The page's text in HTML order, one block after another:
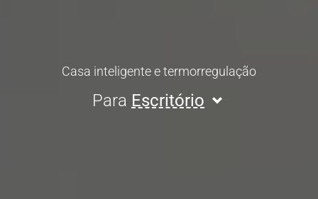
Casa inteligente e termorregulação
Para Escritório